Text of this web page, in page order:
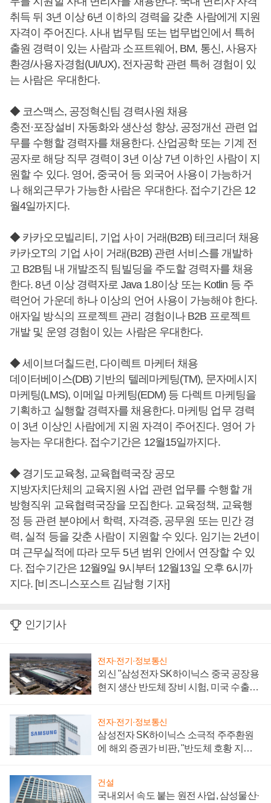
취득 뒤 3년 이상 6년 이하의 경력을 갖춘 사람에게 지원
자격이 주어진다. 사내 법무팀 또는 법무법인에서 특허
출원 경력이 있는 사람과 소프트웨어, BM, 통신, 사용자
환경/사용자경험(UI/UX), 전자공학 관련 특허 경험이 있
는 사람은 우대한다.
◆ 코스맥스, 공정혁신팀 경력사원 채용
충전·포장설비 자동화와 생산성 향상, 공정개선 관련 업
무를 수행할 경력자를 채용한다. 산업공학 또는 기계 전
공자로 해당 직무 경력이 3년 이상 7년 이하인 사람이 지
원할 수 있다. 영어, 중국어 등 외국어 사용이 가능하거
나 해외근무가 가능한 사람은 우대한다. 접수기간은 12
월4일까지다.
◆ 카카오모빌리티, 기업 사이 거래(B2B) 테크리더 채용
카카오T의 기업 사이 거래(B2B) 관련 서비스를 개발하
고 B2B팀 내 개발조직 팀빌딩을 주도할 경력자를 채용
한다. 8년 이상 경력자로 Java 1.8이상 또는 Kotlin 등 주
력언어 가운데 하나 이상의 언어 사용이 가능해야 한다.
애자일 방식의 프로젝트 관리 경험이나 B2B 프로젝트
개발 및 운영 경험이 있는 사람은 우대한다.
◆ 세이브더칠드런, 다이렉트 마케터 채용
데이터베이스(DB) 기반의 텔레마케팅(TM), 문자메시지
마케팅(LMS), 이메일 마케팅(EDM) 등 다렉트 마케팅을
기획하고 실행할 경력자를 채용한다. 마케팅 업무 경력
이 3년 이상인 사람에게 지원 자격이 주어진다. 영어 가
능자는 우대한다. 접수기간은 12월15일까지다.
◆ 경기도교육청, 교육협력국장 공모
지방자치단체의 교육지원 사업 관련 업무를 수행할 개
방형직위 교육협력국장을 모집한다. 교육정책, 교육행
정 등 관련 분야에서 학력, 자격증, 공무원 또는 민간 경
력, 실적 등을 갖춘 사람이 지원할 수 있다. 임기는 2년이
며 근무실적에 따라 모두 5년 범위 안에서 연장할 수 있
다. 접수기간은 12월9일 9시부터 12월13일 오후 6시까
지다. [비즈니스포스트 김남형 기자]
인기기사
전자·전기·정보통신
외신 "삼성전자 SK하이닉스 중국 공장용
현지 생산 반도체 장비 시험, 미국 수출통
전자·전기·정보통신
삼성전자 SK하이닉스 소극적 주주환원
에 해외 증권가 비판, "반도체 호황 지속
건설
국내외서 속도 붙는 원전 사업, 삼성물산·